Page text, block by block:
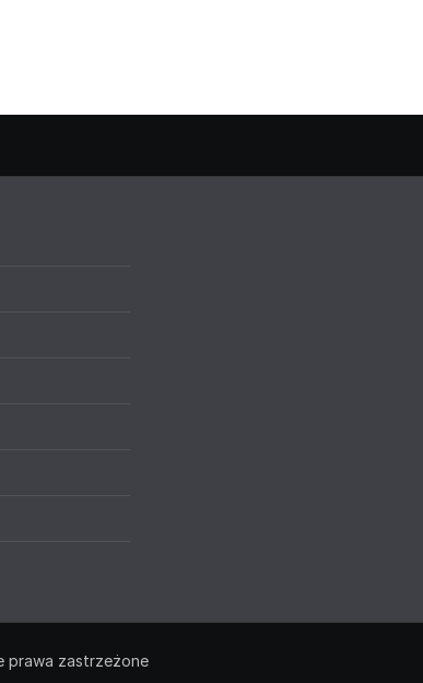
prawa zastrzeżone